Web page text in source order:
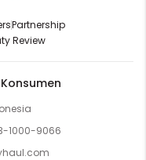
Partnership
Review
1000-9066